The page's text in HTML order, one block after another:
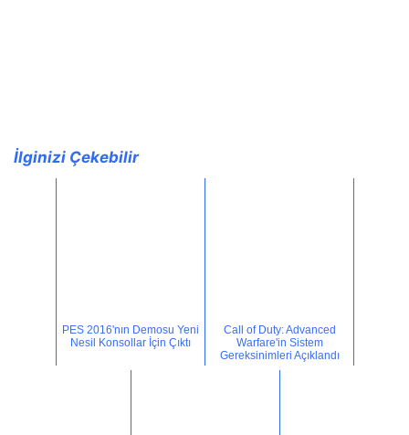
İlginizi Çekebilir
PES 2016'nın Demosu Yeni
Nesil Konsollar İçin Çıktı
Call of Duty: Advanced
Warfare'in Sistem
Gereksinimleri Açıklandı